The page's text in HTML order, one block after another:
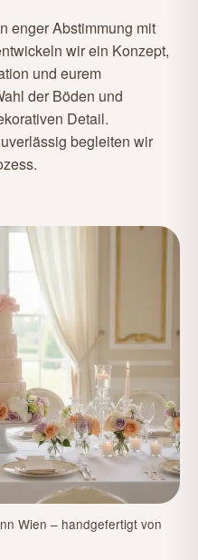
enger Abstimmung mit
wir ein Konzept,
und eurem
der Böden und
Detail.
begleiten wir
Wien – handgefertigt von